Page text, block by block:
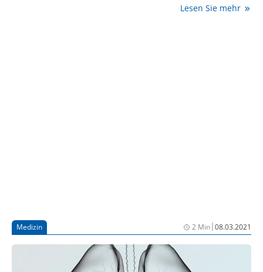
zusätzlich zur aktuellen Standardtherapie beiLesen Sie mehr
Medizin 2 Min|08.03.2021